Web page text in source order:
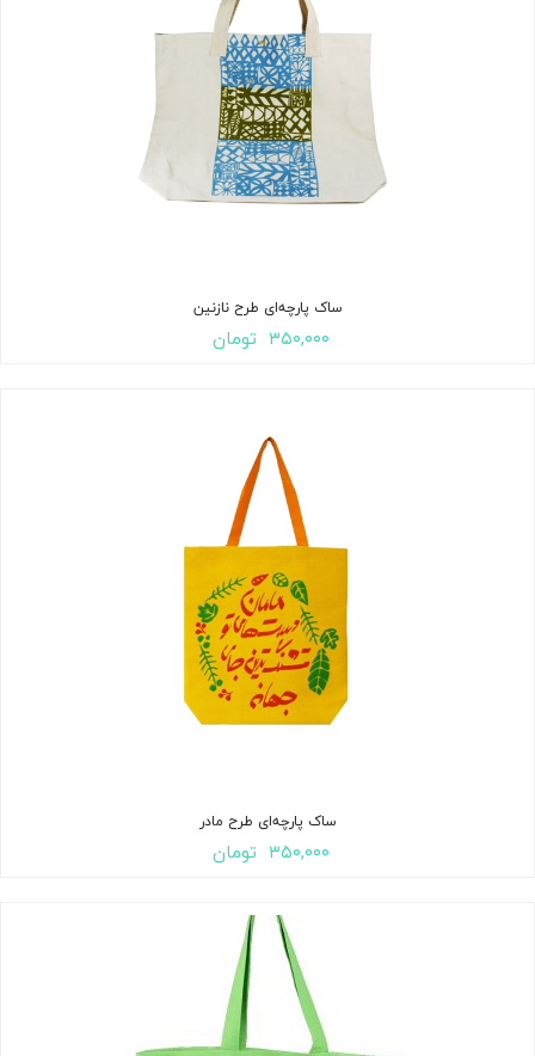
ساک پارچه‌ای طرح نازنین
۳۵۰,۰۰۰ تومان
ساک پارچه‌ای طرح مادر
۳۵۰,۰۰۰ تومان